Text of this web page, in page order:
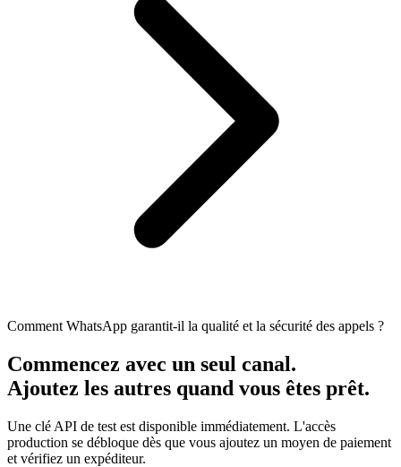
Comment WhatsApp garantit-il la qualité et la sécurité des appels ?
Commencez avec un seul canal.
Ajoutez les autres quand vous êtes prêt.
Une clé API de test est disponible immédiatement. L'accès
production se débloque dès que vous ajoutez un moyen de paiement
et vérifiez un expéditeur.